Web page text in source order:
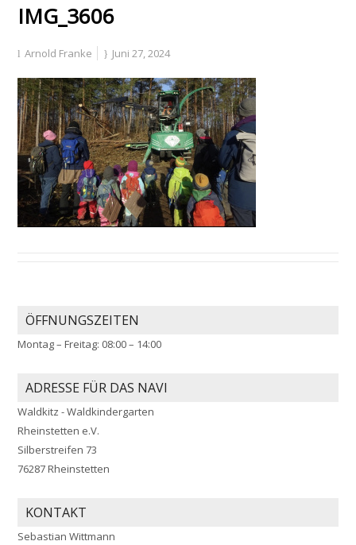
IMG_3606
Arnold Franke Juni 27, 2024
ÖFFNUNGSZEITEN
Montag – Freitag: 08:00 – 14:00
ADRESSE FÜR DAS NAVI
Waldkitz - Waldkindergarten
Rheinstetten e.V.
Silberstreifen 73
76287 Rheinstetten
KONTAKT
Sebastian Wittmann